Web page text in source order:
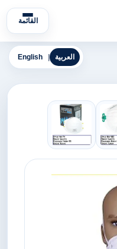
القائمة
English العربية